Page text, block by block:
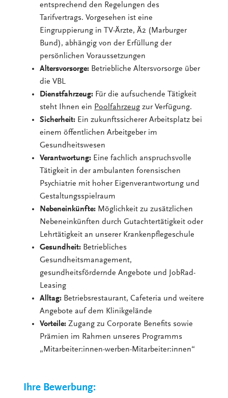
entsprechend den Regelungen des
Tarifvertrags. Vorgesehen ist eine
Eingruppierung in TV-Ärzte, Ä2 (Marburger
Bund), abhängig von der Erfüllung der
persönlichen Voraussetzungen
Altersvorsorge: Betriebliche Altersvorsorge über
die VBL
Dienstfahrzeug: Für die aufsuchende Tätigkeit
steht Ihnen ein Poolfahrzeug zur Verfügung.
Sicherheit: Ein zukunftssicherer Arbeitsplatz bei
einem öffentlichen Arbeitgeber im
Gesundheitswesen
Verantwortung: Eine fachlich anspruchsvolle
Tätigkeit in der ambulanten forensischen
Psychiatrie mit hoher Eigenverantwortung und
Gestaltungsspielraum
Nebeneinkünfte: Möglichkeit zu zusätzlichen
Nebeneinkünften durch Gutachtertätigkeit oder
Lehrtätigkeit an unserer Krankenpflegeschule
Gesundheit: Betriebliches
Gesundheitsmanagement,
gesundheitsfördernde Angebote und JobRad-
Leasing
Alltag: Betriebsrestaurant, Cafeteria und weitere
Angebote auf dem Klinikgelände
Vorteile: Zugang zu Corporate Benefits sowie
Prämien im Rahmen unseres Programms
„Mitarbeiter:innen-werben-Mitarbeiter:innen“
Ihre Bewerbung: